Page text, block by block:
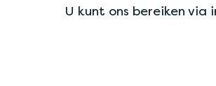
U kunt ons bereiken